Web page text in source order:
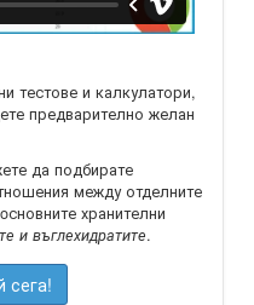
тестове и калкулатори,
предварително желан
да подбирате
между отделните
хранителни
и въглехидратите.
сега!